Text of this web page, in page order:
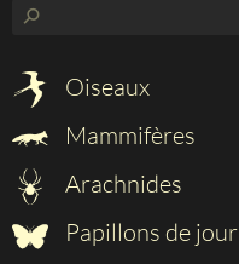
⚲
Oiseaux
Mammifères
Arachnides
Papillons de jour